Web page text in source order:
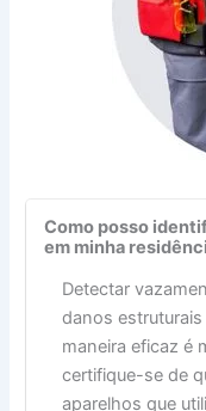
Como posso
em minha
Detectar
danos
maneira eficaz é
certifique-se de
aparelhos que